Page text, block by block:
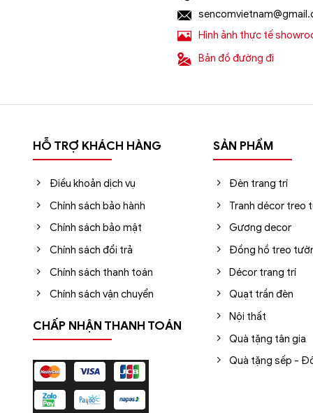
Hình ảnh thực tế
Bản đồ đường đi
HỖ TRỢ KHÁCH HÀNG
Điều khoản dịch vụ
Chính sách bảo hành
Chính sách bảo mật
Chính sách đổi trả
Chính sách thanh toán
Chính sách vận chuyển
CHẤP NHẬN THANH TOÁN
SẢN PHẨM
Đèn trang trí
Tranh décor treo
Gương decor
Đồng hồ treo
Décor trang trí
Quạt trần đèn
Nội thất
Quà tặng tân gia
Quà tặng sếp -